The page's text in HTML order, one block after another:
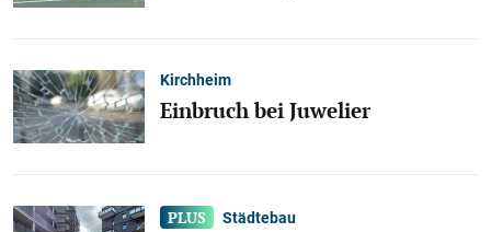
Kirchheim
Einbruch bei Juwelier
Städtebau